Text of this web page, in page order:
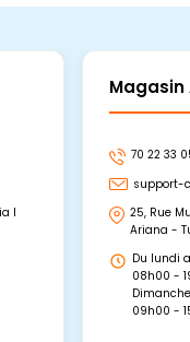
I
Magasin
70 22 33
support-
25, Rue
Ariana -
Du lundi
08h00 -
Dimanche
09h00 -